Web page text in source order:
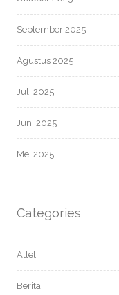
September 2025
Agustus 2025
Juli 2025
Juni 2025
Mei 2025
Categories
Atlet
Berita